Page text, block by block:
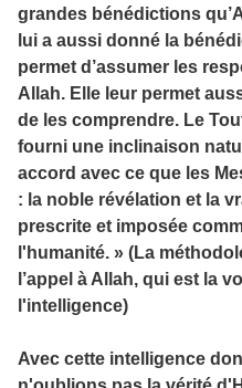
grandes bénédictions
lui a aussi donné la
permet d’assumer les
Allah. Elle leur permet
de les comprendre. Le
fourni une inclinaison
accord avec ce que les
: la noble révélation et la
prescrite et imposée
l'humanité. » (La
l’appel à Allah, qui est la
l'intelligence)
Avec cette intelligence